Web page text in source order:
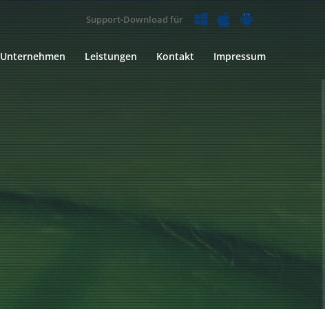
Support-Download für
Unternehmen Leistungen Kontakt Impressum